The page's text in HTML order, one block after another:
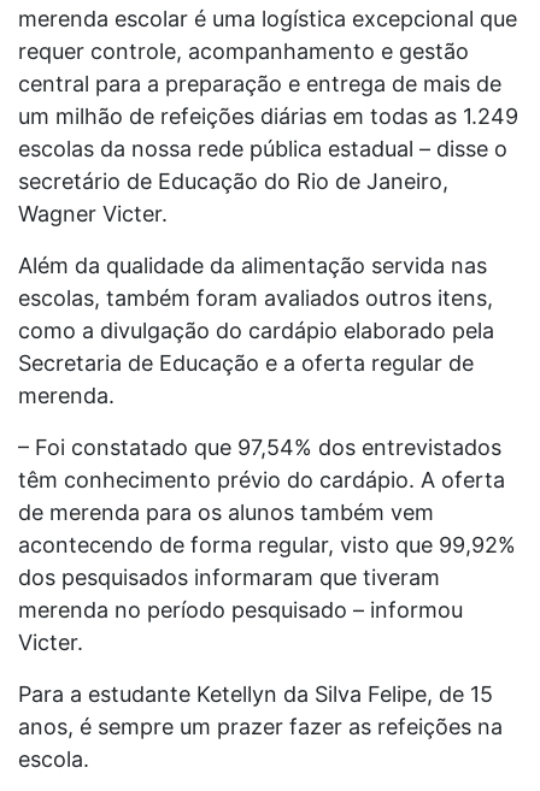
merenda escolar é uma logística excepcional que
requer controle, acompanhamento e gestão
central para a preparação e entrega de mais de
um milhão de refeições diárias em todas as 1.249
escolas da nossa rede pública estadual – disse o
secretário de Educação do Rio de Janeiro,
Wagner Victer.
Além da qualidade da alimentação servida nas
escolas, também foram avaliados outros itens,
como a divulgação do cardápio elaborado pela
Secretaria de Educação e a oferta regular de
merenda.
– Foi constatado que 97,54% dos entrevistados
têm conhecimento prévio do cardápio. A oferta
de merenda para os alunos também vem
acontecendo de forma regular, visto que 99,92%
dos pesquisados informaram que tiveram
merenda no período pesquisado – informou
Victer.
Para a estudante Ketellyn da Silva Felipe, de 15
anos, é sempre um prazer fazer as refeições na
escola.